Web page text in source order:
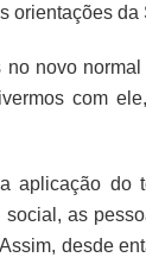
orientações da
novo
com
aplicação do
as
desde